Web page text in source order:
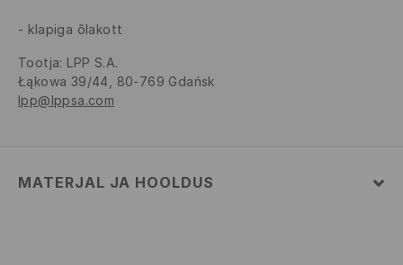
klapiga õlakott
Tootja: LPP S.A.
Łąkowa 39/44, 80-769 Gdańsk
lpp@lppsa.com
MATERJAL JA HOOLDUS